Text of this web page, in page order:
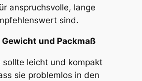
anspruchsvolle, lange
sind.
und Packmaß
sollte leicht und kompakt
sie problemlos in den